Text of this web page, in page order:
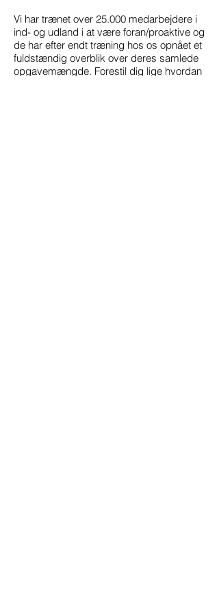
Vi har trænet over 25.000 medarbejdere i
ind- og udland i at være foran/proaktive og
de har efter endt træning hos os opnået et
fuldstændig overblik over deres samlede
opgavemængde. Forestil dig lige hvordan